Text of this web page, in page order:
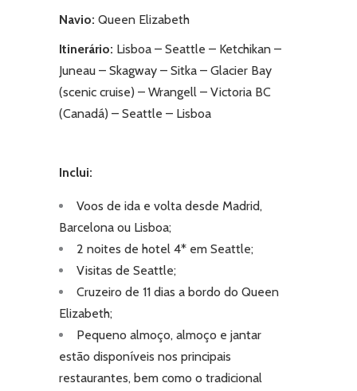
Navio: Queen Elizabeth
Itinerário: Lisboa – Seattle – Ketchikan –
Juneau – Skagway – Sitka – Glacier Bay
(scenic cruise) – Wrangell – Victoria BC
(Canadá) – Seattle – Lisboa
Inclui:
Voos de ida e volta desde Madrid,
Barcelona ou Lisboa;
2 noites de hotel 4* em Seattle;
Visitas de Seattle;
Cruzeiro de 11 dias a bordo do Queen
Elizabeth;
Pequeno almoço, almoço e jantar
estão disponíveis nos principais
restaurantes, bem como o tradicional